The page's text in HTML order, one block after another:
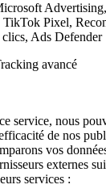
Pixel,
clics, Ads Defender
avancé
service, nous
de nos
vos
externes
services :